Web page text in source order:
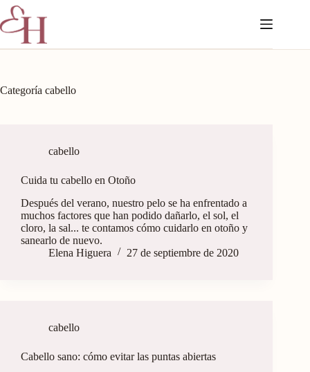
Categoría cabello
cabello
Cuida tu cabello en Otoño
Después del verano, nuestro pelo se ha enfrentado a
muchos factores que han podido dañarlo, el sol, el
cloro, la sal... te contamos cómo cuidarlo en otoño y
sanearlo de nuevo.
Elena Higuera
27 de septiembre de 2020
cabello
Cabello sano: cómo evitar las puntas abiertas